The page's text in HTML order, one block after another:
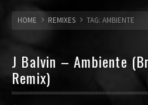
HOME REMIXES TAG: AMBIENTE
J Balvin – Ambiente
Remix)